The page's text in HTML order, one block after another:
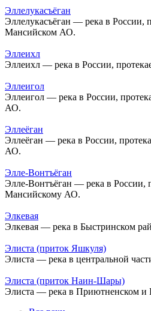
Эллелукасъёган
Эллелукасъёган — река в России,
Мансийском АО.
Эллеихл
Эллеихл — река в России,
Эллеигол
Эллеигол — река в России,
АО.
Эллеёган
Эллеёган — река в России,
АО.
Элле-Вонтъёган
Элле-Вонтъёган — река в России,
Мансийскому АО.
Элкевая
Элкевая — река в Быстринском
Элиста (приток Яшкуля)
Элиста — река в центральной
Элиста (приток Наин-Шары)
Элиста — река в Приютненском и